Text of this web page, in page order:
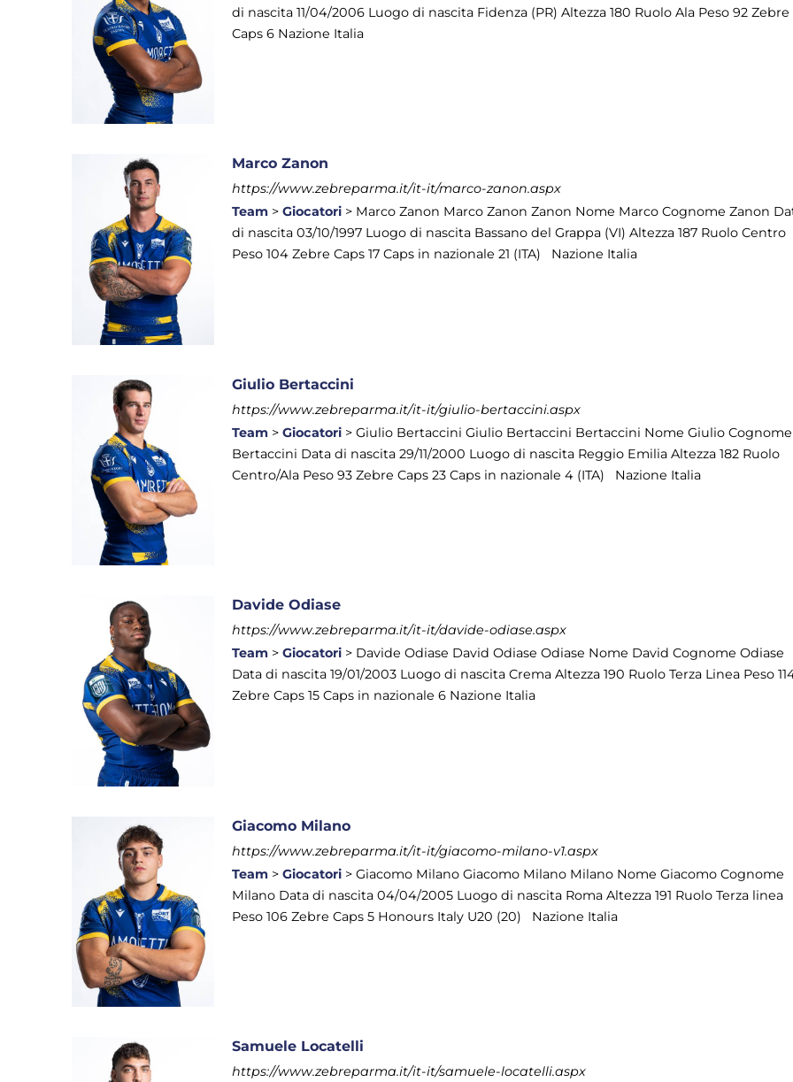
di nascita 11/04/2006 Luogo di nascita Fidenza (PR) Altezza 180 Ruolo Ala Peso 92 Zebre
Caps 6 Nazione Italia
Marco Zanon
https://www.zebreparma.it/it-it/marco-zanon.aspx
Team >Giocatori > Marco Zanon Marco Zanon Zanon Nome Marco Cognome Zanon
di nascita 03/10/1997 Luogo di nascita Bassano del Grappa (VI) Altezza 187 Ruolo Centro
Peso 104 Zebre Caps 17 Caps in nazionale 21 (ITA) Nazione Italia
Giulio Bertaccini
https://www.zebreparma.it/it-it/giulio-bertaccini.aspx
Team >Giocatori > Giulio Bertaccini Giulio Bertaccini Bertaccini Nome Giulio Cognome
Bertaccini Data di nascita 29/11/2000 Luogo di nascita Reggio Emilia Altezza 182 Ruolo
Centro/Ala Peso 93 Zebre Caps 23 Caps in nazionale 4 (ITA) Nazione Italia
Davide Odiase
https://www.zebreparma.it/it-it/davide-odiase.aspx
Team >Giocatori > Davide Odiase David Odiase Odiase Nome David Cognome Odiase
Data di nascita 19/01/2003 Luogo di nascita Crema Altezza 190 Ruolo Terza Linea Peso
Zebre Caps 15 Caps in nazionale 6 Nazione Italia
Giacomo Milano
https://www.zebreparma.it/it-it/giacomo-milano-v1.aspx
Team >Giocatori > Giacomo Milano Giacomo Milano Milano Nome Giacomo Cognome
Milano Data di nascita 04/04/2005 Luogo di nascita Roma Altezza 191 Ruolo Terza linea
Peso 106 Zebre Caps 5 Honours Italy U20 (20) Nazione Italia
Samuele Locatelli
https://www.zebreparma.it/it-it/samuele-locatelli.aspx